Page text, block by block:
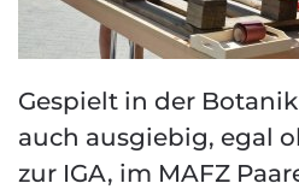
Gespielt in der
auch ausgiebig, egal
zur IGA, im MAFZ